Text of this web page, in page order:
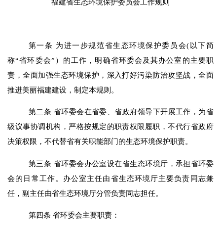
第一条 为进一步规范省生态环境保护委员会( 以下简
称“省环委会” ）的工作，明确省环委会及其办公室的主要职
责，全面加强生态环境保护，深入打好污染防治攻坚战，全面
推进美丽福建建设，制定本规则。
第二条 省环委会在省委、省政府领导下开展工作， 为省
级议事协调机构， 严格按规定的职责权限履职，不代行省政府
决策权限，不代替省有关职能部门的生态环境保护职责。
第三条 省环委会办公室设在省生态环境厅，承担省环委
会的日常工作。办公室主任由省生态环境厅主要负责同志兼
任，副主任由省生态环境厅分管负责同志担任。
第四条 省环委会主要职责：